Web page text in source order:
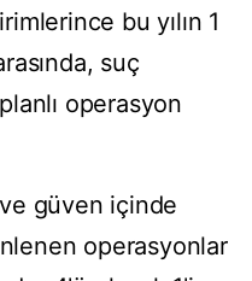
bu yılın 1
suç
operasyon
güven içinde
operasyonlar